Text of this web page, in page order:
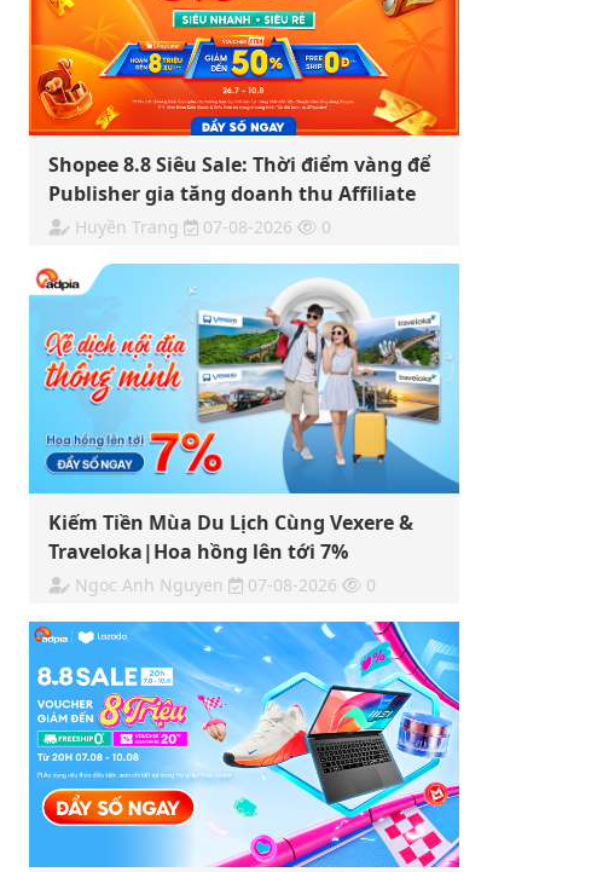
Shopee 8.8 Siêu Sale: Thời điểm vàng để
Publisher gia tăng doanh thu Affiliate
Huyền Trang 07-08-2026 0
Kiếm Tiền Mùa Du Lịch Cùng Vexere &
Traveloka|Hoa hồng lên tới 7%
Ngoc Anh Nguyen 07-08-2026 0